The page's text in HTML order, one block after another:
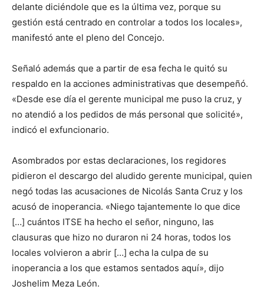
delante diciéndole que es la última vez, porque su
gestión está centrado en controlar a todos los locales»,
manifestó ante el pleno del Concejo.
Señaló además que a partir de esa fecha le quitó su
respaldo en la acciones administrativas que desempeñó.
«Desde ese día el gerente municipal me puso la cruz, y
no atendió a los pedidos de más personal que solicité»,
indicó el exfuncionario.
Asombrados por estas declaraciones, los regidores
pidieron el descargo del aludido gerente municipal, quien
negó todas las acusaciones de Nicolás Santa Cruz y los
acusó de inoperancia. «Niego tajantemente lo que dice
[…] cuántos ITSE ha hecho el señor, ninguno, las
clausuras que hizo no duraron ni 24 horas, todos los
locales volvieron a abrir […] echa la culpa de su
inoperancia a los que estamos sentados aquí», dijo
Joshelim Meza León.